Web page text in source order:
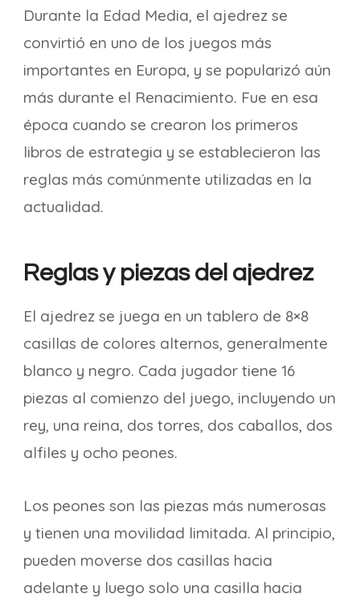
Durante la Edad Media, el ajedrez se
convirtió en uno de los juegos más
importantes en Europa, y se popularizó aún
más durante el Renacimiento. Fue en esa
época cuando se crearon los primeros
libros de estrategia y se establecieron las
reglas más comúnmente utilizadas en la
actualidad.
Reglas y piezas del ajedrez
El ajedrez se juega en un tablero de 8×8
casillas de colores alternos, generalmente
blanco y negro. Cada jugador tiene 16
piezas al comienzo del juego, incluyendo un
rey, una reina, dos torres, dos caballos, dos
alfiles y ocho peones.
Los peones son las piezas más numerosas
y tienen una movilidad limitada. Al principio,
pueden moverse dos casillas hacia
adelante y luego solo una casilla hacia